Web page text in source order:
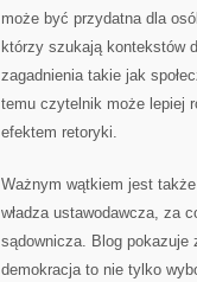
może być przydatna dla
którzy szukają kontekstów
zagadnienia takie jak
temu czytelnik może lepiej
efektem retoryki.
Ważnym wątkiem jest
władza ustawodawcza, za
sądownicza. Blog pokazuje
demokracja to nie tylko